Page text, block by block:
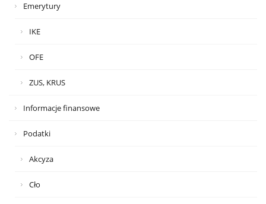
Emerytury
IKE
OFE
ZUS, KRUS
Informacje finansowe
Podatki
Akcyza
Cło